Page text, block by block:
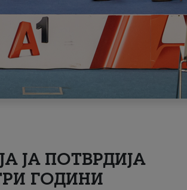
ЈА ПОТВРДИЈА
ГОДИНИ